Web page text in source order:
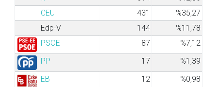
CEU
431
%35,27
Edp-V
144
%11,78
PSOE
87
%7,12
PP
17
%1,39
EB
12
%0,98